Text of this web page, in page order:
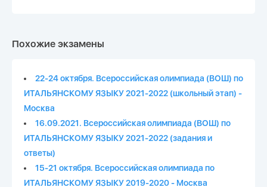
Похожие экзамены
22-24 октября. Всероссийская олимпиада (ВОШ) по
ИТАЛЬЯНСКОМУ ЯЗЫКУ 2021-2022 (школьный этап) -
Москва
16.09.2021. Всероссийская олимпиада (ВОШ) по
ИТАЛЬЯНСКОМУ ЯЗЫКУ 2021-2022 (задания и
ответы)
15-21 октября. Всероссийская олимпиада по
ИТАЛЬЯНСКОМУ ЯЗЫКУ 2019-2020 - Москва